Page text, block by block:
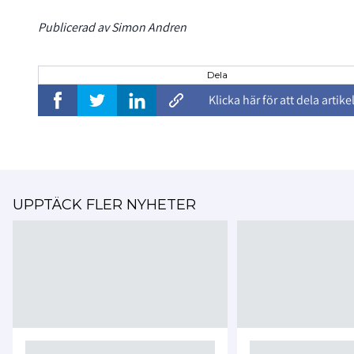
Publicerad av Simon Andren
Dela
Klicka här för att dela
UPPTÄCK FLER NYHETER